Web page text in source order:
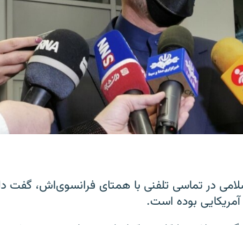
در تماسی تلفنی با همتای فرانسوی‌اش، گفت
بوده است.